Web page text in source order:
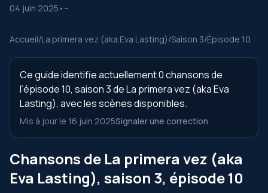
04 juin 2025 • --
Accueil/La primera vez (aka Eva Lasting)/Saison 3/Épisode 10
Ce guide identifie actuellement 0 chansons de
l’épisode 10, saison 3 de La primera vez (aka Eva
Lasting), avec les scènes disponibles.
Mis à jour le 16 juin 2025Signaler une correction
Chansons de La primera vez (aka
Eva Lasting), saison 3, épisode 10